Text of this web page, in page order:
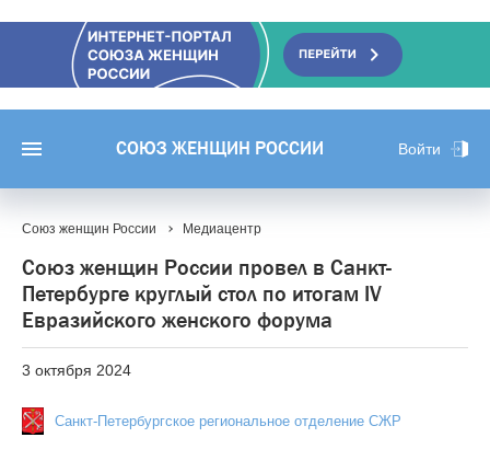
СОЮЗ ЖЕНЩИН РОССИИ Войти
Союз женщин России Медиацентр
Союз женщин России провел в Санкт-
Петербурге круглый стол по итогам IV
Евразийского женского форума
3 октября 2024
Санкт-Петербургское региональное отделение СЖР